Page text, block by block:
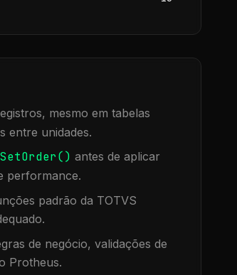
mesmo em tabelas
entre unidades.
antes de aplicar
performance.
padrão da TOTVS
de negócio, validações de
Protheus.